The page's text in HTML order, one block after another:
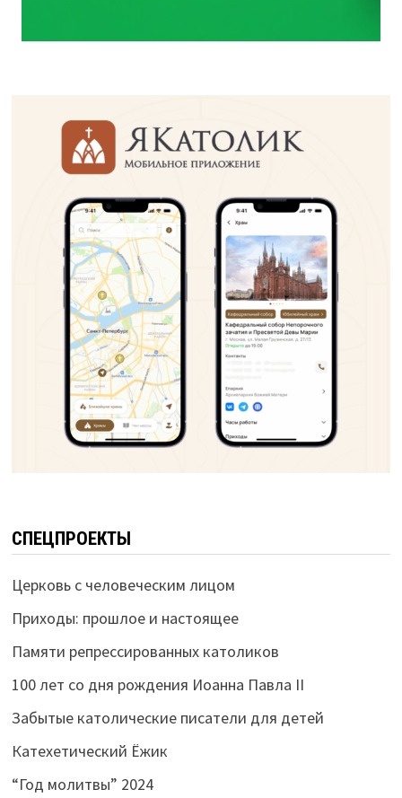
СПЕЦПРОЕКТЫ
Церковь с человеческим лицом
Приходы: прошлое и настоящее
Памяти репрессированных католиков
100 лет со дня рождения Иоанна Павла II
Забытые католические писатели для детей
Катехетический Ёжик
“Год молитвы” 2024